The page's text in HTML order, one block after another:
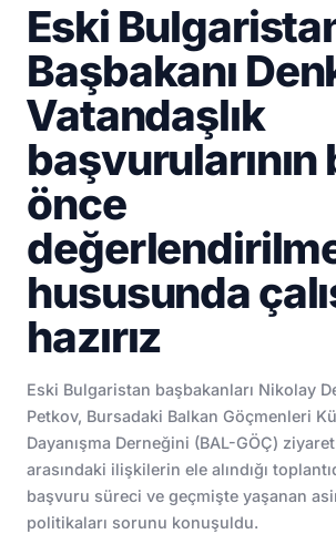
Eski
Başbakanı
Vatandaşlık
başvurularının
önce
hususunda
hazırız
Eski Bulgaristan başbakanları Nikolay
Petkov, Bursadaki Balkan Göçmenleri
Dayanışma Derneğini (BAL-GÖÇ)
arasındaki ilişkilerin ele alındığı
başvuru süreci ve geçmişte yaşanan
politikaları sorunu konuşuldu.